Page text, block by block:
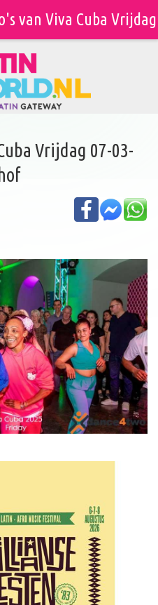
Vrijdag 07-03-
van Viva Cuba